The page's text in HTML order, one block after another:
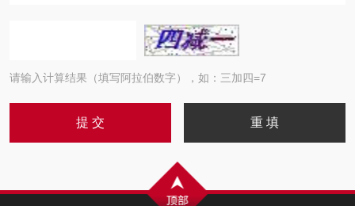
请输入计算结果（填写阿拉伯数字），如：三加四=7